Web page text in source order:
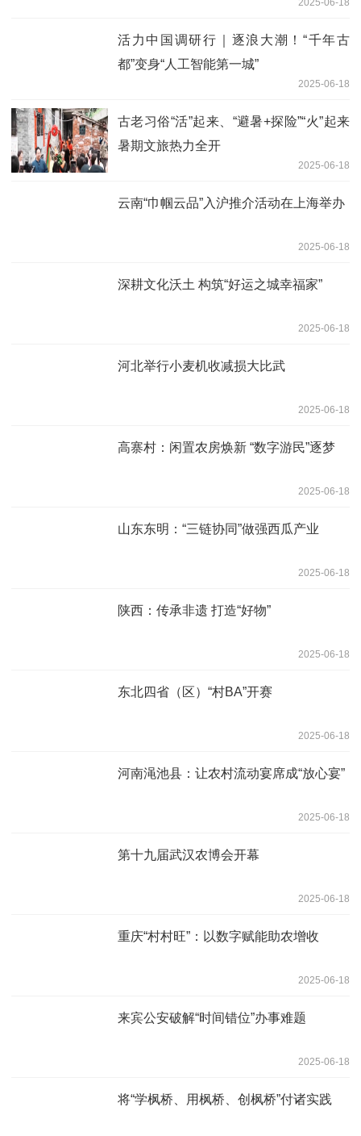
活力中国调研行｜逐浪大潮！“千年古
都”变身“人工智能第一城”
2025-06-18
古老习俗“活”起来、“避暑+探险”“火”起来
暑期文旅热力全开
2025-06-18
云南“巾帼云品”入沪推介活动在上海举办
2025-06-18
深耕文化沃土 构筑“好运之城幸福家”
2025-06-18
河北举行小麦机收减损大比武
2025-06-18
高寨村：闲置农房焕新 “数字游民”逐梦
2025-06-18
山东东明：“三链协同”做强西瓜产业
2025-06-18
陕西：传承非遗 打造“好物”
2025-06-18
东北四省（区）“村BA”开赛
2025-06-18
河南渑池县：让农村流动宴席成“放心宴”
2025-06-18
第十九届武汉农博会开幕
2025-06-18
重庆“村村旺”：以数字赋能助农增收
2025-06-18
来宾公安破解“时间错位”办事难题
2025-06-18
将“学枫桥、用枫桥、创枫桥”付诸实践